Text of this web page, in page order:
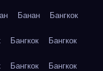
Банан Бангкок
Бангкок Бангкок
Бангкок Бангкок